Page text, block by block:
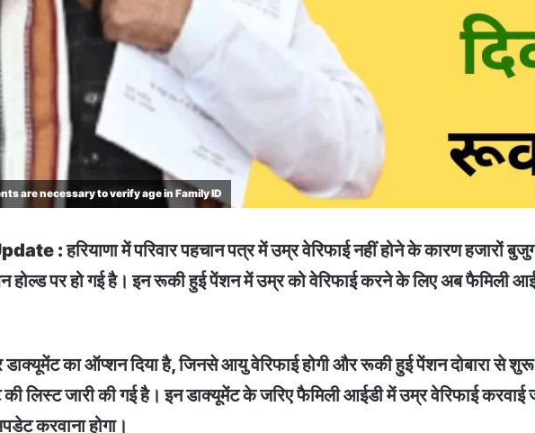
are necessary to verify age in Family ID
: हरियाणा में परिवार पहचान पत्र में उम्र वेरिफाई नहीं होने के कारण हजारों
होल्ड पर हो गई है। इन रूकी हुई पेंशन में उम्र को वेरिफाई करने के लिए अब फैमिली
डाक्यूमेंट का ऑप्शन दिया है, जिनसे आयु वेरिफाई होगी और रूकी हुई पेंशन दोबारा से शुरू
लिस्ट जारी की गई है। इन डाक्यूमेंट के जरिए फैमिली आईडी में उम्र वेरिफाई
करवाना होगा।